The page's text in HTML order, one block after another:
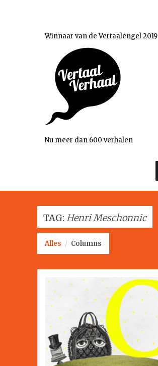
Winnaar van de Vertaalengel 2019
Nu meer dan 600 verhalen
TAG: Henri Meschonnic
Alles / Columns